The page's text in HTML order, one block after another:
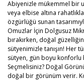
Abiyenizle mükemmel bir
veya elbise altına
özgürlüğü sunan
Omuzlar İçin Dolgusuz
bırakırken, doğal
sütyenimizle tanışın! Her
sütyen, gün boyu konforlu
Seçmelisiniz? Doğal
doğal bir görünüm verir.